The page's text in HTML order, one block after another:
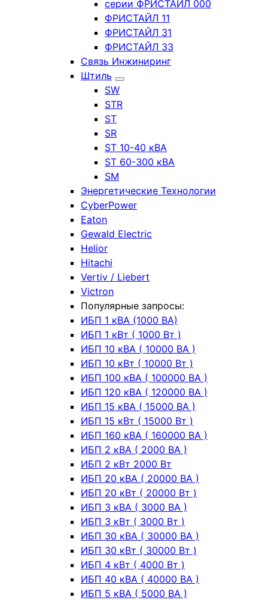
серии ФРИСТАЙЛ 000
ФРИСТАЙЛ 11
ФРИСТАЙЛ 31
ФРИСТАЙЛ 33
Связь Инжиниринг
Штиль
SW
STR
ST
SR
ST 10-40 кВА
ST 60-300 кВА
SM
Энергетические Технологии
CyberPower
Eaton
Gewald Electric
Helior
Hitachi
Vertiv / Liebert
Victron
Популярные запросы:
ИБП 1 кВА (1000 ВА)
ИБП 1 кВт ( 1000 Вт )
ИБП 10 кВА ( 10000 ВА )
ИБП 10 кВт ( 10000 Вт )
ИБП 100 кВА ( 100000 ВА )
ИБП 120 кВА ( 120000 ВА )
ИБП 15 кВА ( 15000 ВА )
ИБП 15 кВт ( 15000 Вт )
ИБП 160 кВА ( 160000 ВА )
ИБП 2 кВА ( 2000 ВА )
ИБП 2 кВт 2000 Вт
ИБП 20 кВА ( 20000 ВА )
ИБП 20 кВт ( 20000 Вт )
ИБП 3 кВА ( 3000 ВА )
ИБП 3 кВт ( 3000 Вт )
ИБП 30 кВА ( 30000 ВА )
ИБП 30 кВт ( 30000 Вт )
ИБП 4 кВт ( 4000 Вт )
ИБП 40 кВА ( 40000 ВА )
ИБП 5 кВА ( 5000 ВА )